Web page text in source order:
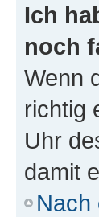
Ich
noch
Wenn
richtig
Uhr
damit
Nach